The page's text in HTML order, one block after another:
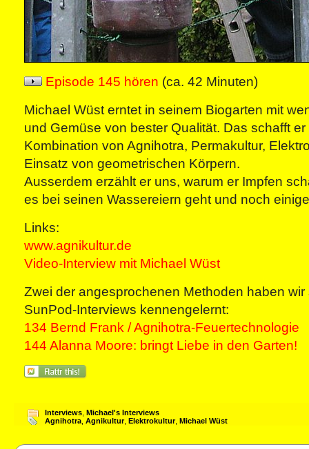
Episode 145 hören (ca. 42 Minuten)
Michael Wüst erntet in seinem Biogarten mit
und Gemüse von bester Qualität. Das schafft
Kombination von Agnihotra, Permakultur,
Einsatz von geometrischen Körpern.
Ausserdem erzählt er uns, warum er Impfen
es bei seinen Wassereiern geht und noch
Links:
www.agnikultur.de
Video-Interview mit Michael Wüst
Zwei der angesprochenen Methoden haben
SunPod-Interviews kennengelernt:
134 Bernd Frank / Agnihotra-Feuertechnologie
144 Alanna Moore: bringt Liebe in den Garten!
Interviews Michael's Interviews
Agnihotra Agnikultur, Elektrokultur, Michael Wüst